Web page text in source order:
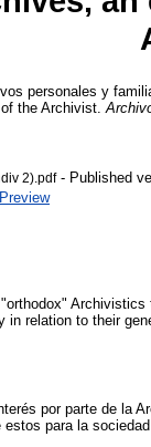
personales y
the Archivist.
2).pdf- Published
Preview
in relation to their
por parte de la
para la